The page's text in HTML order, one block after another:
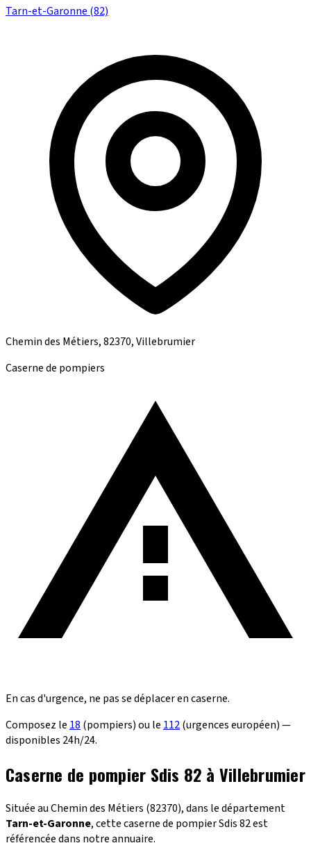
Tarn-et-Garonne (82)
Chemin des Métiers, 82370, Villebrumier
Caserne de pompiers
En cas d'urgence, ne pas se déplacer en caserne.
Composez le 18 (pompiers) ou le 112(urgences européen) —
disponibles 24h/24.
Caserne de pompier Sdis 82 à Villebrumier
Située au Chemin des Métiers (82370), dans le département
Tarn-et-Garonne, cette caserne de pompier Sdis 82 est
référencée dans notre annuaire.